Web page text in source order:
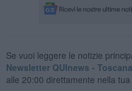
Se vuoi leggere le notizie
Newsletter QUInews -
alle 20:00 direttamente nella tua